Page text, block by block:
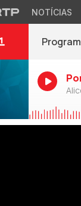
NOTÍCIAS